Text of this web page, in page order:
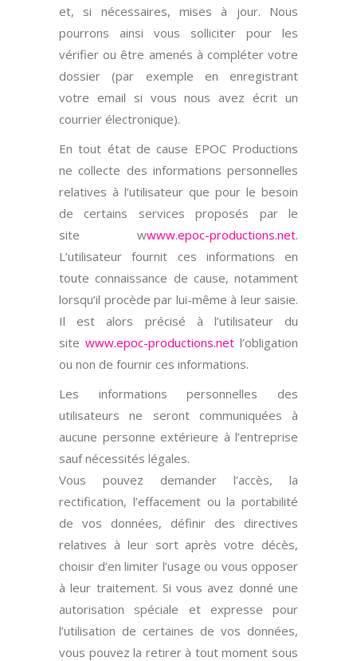
et, si nécessaires, mises à jour. Nous
pourrons ainsi vous solliciter pour les
vérifier ou être amenés à compléter votre
dossier (par exemple en enregistrant
votre email si vous nous avez écrit un
courrier électronique).
En tout état de cause EPOC Productions
ne collecte des informations personnelles
relatives à l’utilisateur que pour le besoin
de certains services proposés par le
site wwww.epoc-productions.net.
L’utilisateur fournit ces informations en
toute connaissance de cause, notamment
lorsqu’il procède par lui-même à leur saisie.
Il est alors précisé à l’utilisateur du
site www.epoc-productions.net l’obligation
ou non de fournir ces informations.
Les informations personnelles des
utilisateurs ne seront communiquées à
aucune personne extérieure à l’entreprise
sauf nécessités légales.
Vous pouvez demander l’accès, la
rectification, l’effacement ou la portabilité
de vos données, définir des directives
relatives à leur sort après votre décès,
choisir d’en limiter l’usage ou vous opposer
à leur traitement. Si vous avez donné une
autorisation spéciale et expresse pour
l’utilisation de certaines de vos données,
vous pouvez la retirer à tout moment sous